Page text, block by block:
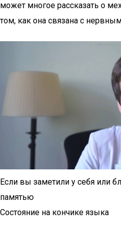
может многое рассказать о
том, как она связана с
Если вы заметили у себя или
памятью
Состояние на кончике языка